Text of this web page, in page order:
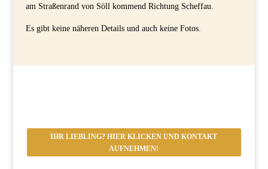
am Straßenrand von Söll kommend Richtung Scheffau.
Es gibt keine näheren Details und auch keine Fotos.
IHR LIEBLING? HIER KLICKEN UND KONTAKT
AUFNEHMEN!